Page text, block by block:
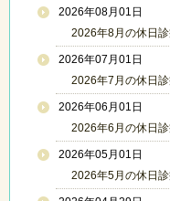
2026年08月01日
2026年8月の休日診
2026年07月01日
2026年7月の休日診
2026年06月01日
2026年6月の休日診
2026年05月01日
2026年5月の休日診